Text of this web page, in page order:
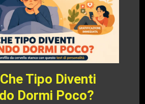
Tipo Diventi
Dormi Poco?